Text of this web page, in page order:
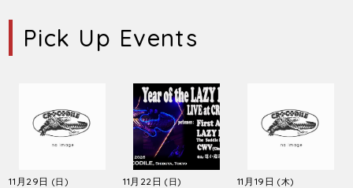
Pick Up Events
11月29日 (日)
11月22日(日)
11月19日 (木)